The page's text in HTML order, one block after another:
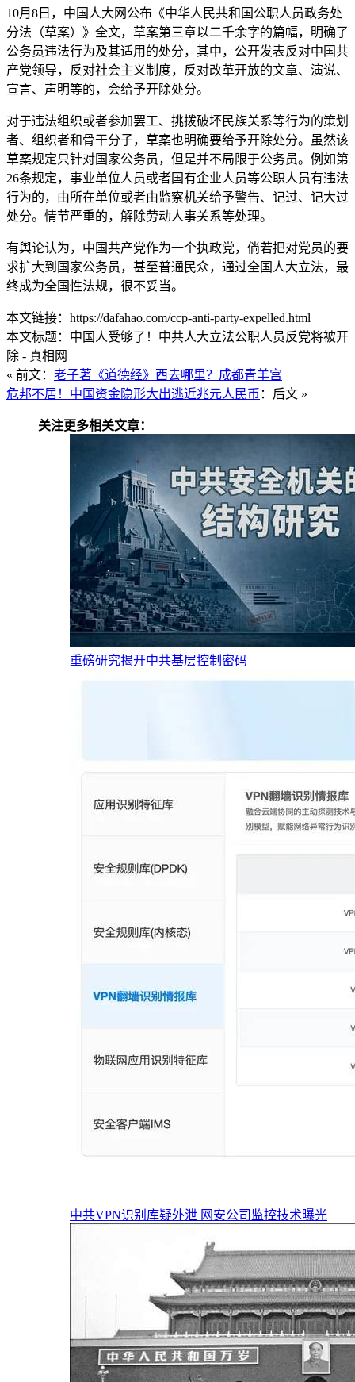
10月8日，中国人大网公布《中华人民共和国公职人员政务处
分法（草案）》全文，草案第三章以二千余字的篇幅，明确了
公务员违法行为及其适用的处分，其中，公开发表反对中国共
产党领导，反对社会主义制度，反对改革开放的文章、演说、
宣言、声明等的，会给予开除处分。
对于违法组织或者参加罢工、挑拨破坏民族关系等行为的策划
者、组织者和骨干分子，草案也明确要给予开除处分。虽然该
草案规定只针对国家公务员，但是并不局限于公务员。例如第
26条规定，事业单位人员或者国有企业人员等公职人员有违法
行为的，由所在单位或者由监察机关给予警告、记过、记大过
处分。情节严重的，解除劳动人事关系等处理。
有舆论认为，中国共产党作为一个执政党，倘若把对党员的要
求扩大到国家公务员，甚至普通民众，通过全国人大立法，最
终成为全国性法规，很不妥当。
本文链接：https://dafahao.com/ccp-anti-party-expelled.html
本文标题：中国人受够了！中共人大立法公职人员反党将被开
除 - 真相网
« 前文： 老子著《道德经》西去哪里？成都青羊宫
危邦不居！中国资金隐形大出逃近兆元人民币 ：后文 »
关注更多相关文章：
重磅研究揭开中共基层控制密码
中共VPN识别库疑外泄 网安公司监控技术曝光